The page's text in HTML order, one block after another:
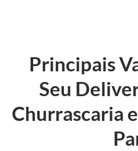
Principais
Seu
Churrascaria